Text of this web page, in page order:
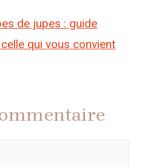
de jupes : guide
qui vous convient